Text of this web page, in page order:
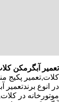
تعمیر آبگرمکن
کلات,تعمیر پکیج
در انوع
موتورخانه در